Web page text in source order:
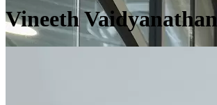
Vineeth Vaidyanathan